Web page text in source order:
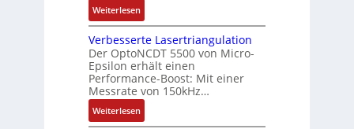
e
E
n
t
w
i
c
k
n
e
n
A
r
b
e
i
t
n
x
p
a
n
d
i
i
n
g
a
n
g
i
m
Weiterlesen:
B
a
t
t
e
r
i
Verbesserte Lasertriangulation
Der OptoNCDT 5500 von Micro-
Epsilon erhält einen
Performance-Boost: Mit einer
Messrate von 150kHz…
Weiterlesen:
V